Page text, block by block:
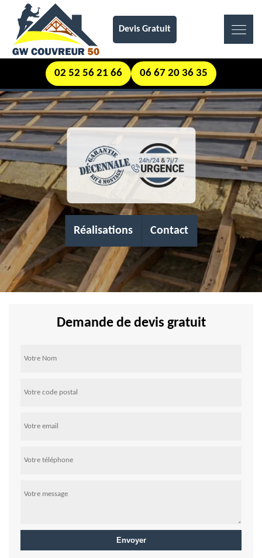
Devis Gratuit
02 52 56 21 66 06 67 20 36 35
Réalisations Contact
Demande de devis gratuit